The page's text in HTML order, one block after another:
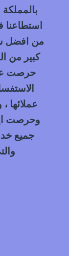
من افضل
كبير من
حرصت
عملائها
وحرصت
جميع